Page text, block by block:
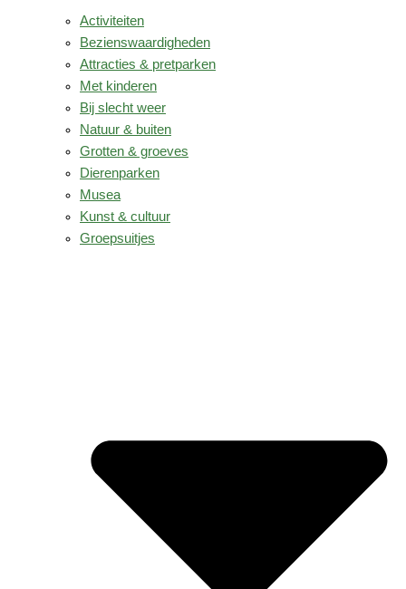
Activiteiten
Bezienswaardigheden
Attracties & pretparken
Met kinderen
Bij slecht weer
Natuur & buiten
Grotten & groeves
Dierenparken
Musea
Kunst & cultuur
Groepsuitjes